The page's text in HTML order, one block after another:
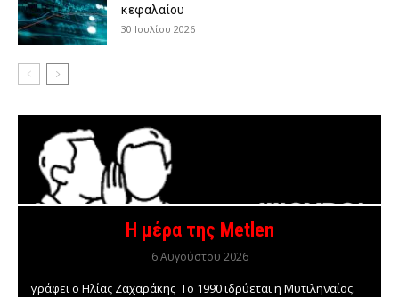
κεφαλαίου
30 Ιουλίου 2026
H μέρα της Metlen
6 Αυγούστου 2026
γράφει ο Ηλίας Ζαχαράκης Το 1990 ιδρύεται η Μυτιληναίος.